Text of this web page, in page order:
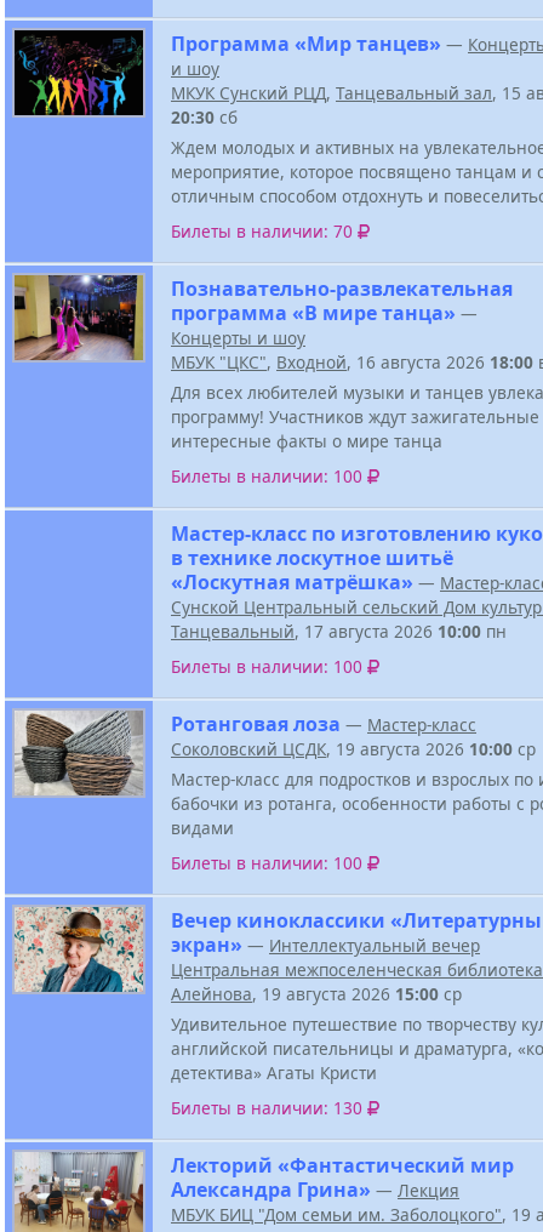
Программа «Мир танцев» —
и шоу
МКУК Сунский РЦД, Танцевальный зал, 15
20:30 сб
Ждем молодых и активных на
мероприятие, которое посвящено танцам и
отличным способом отдохнуть и
Билеты в наличии: 70
Познавательно-развлекательная
программа «В мире танца» —
Концерты и шоу
МБУК "ЦКС", Входной, 16 августа 2026 18:00
Для всех любителей музыки и танцев
программу! Участников ждут
интересные факты о мире танца
Билеты в наличии: 100
Мастер-класс по изготовлению
в технике лоскутное шитьё
«Лоскутная матрёшка» — Мастер-
Сунской Центральный сельский Дом
Танцевальный, 17 августа 2026 10:00 пн
Билеты в наличии: 100
Ротанговая лоза — Мастер-класс
Соколовский ЦСДК, 19 августа 2026 10:00 ср
Мастер-класс для подростков и взрослых по
бабочки из ротанга, особенности работы с
видами
Билеты в наличии: 100
Вечер киноклассики
экран» — Интеллектуальный вечер
Центральная межпоселенческая
Алейнова, 19 августа 2026 15:00 ср
Удивительное путешествие по творчеству
английской писательницы и драматурга,
детектива» Агаты Кристи
Билеты в наличии: 130
Лекторий «Фантастический мир
Александра Грина» — Лекция
МБУК БИЦ "Дом семьи им. Заболоцкого", 19